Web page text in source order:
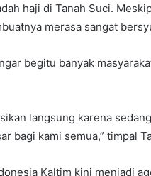
haji di Tanah Suci.
merasa sangat
begitu banyak
langsung karena
bagi kami semua,” timpal
Kaltim kini menjadi